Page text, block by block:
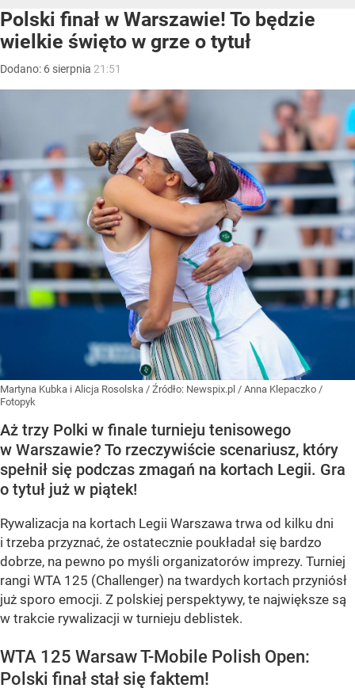
Polski finał w Warszawie! To będzie
wielkie święto w grze o tytuł
Dodano: 6 sierpnia 21:51
Martyna Kubka i Alicja Rosolska / Źródło: Newspix.pl / Anna Klepaczko /
Fotopyk
Aż trzy Polki w finale turnieju tenisowego
w Warszawie? To rzeczywiście scenariusz, który
spełnił się podczas zmagań na kortach Legii. Gra
o tytuł już w piątek!
Rywalizacja na kortach Legii Warszawa trwa od kilku dni
i trzeba przyznać, że ostatecznie poukładał się bardzo
dobrze, na pewno po myśli organizatorów imprezy. Turniej
rangi WTA 125 (Challenger) na twardych kortach przyniósł
już sporo emocji. Z polskiej perspektywy, te największe są
w trakcie rywalizacji w turnieju deblistek.
WTA 125 Warsaw T-Mobile Polish Open:
Polski finał stał się faktem!